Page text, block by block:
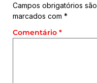
Campos obrigatórios são
marcados com *
Comentário *